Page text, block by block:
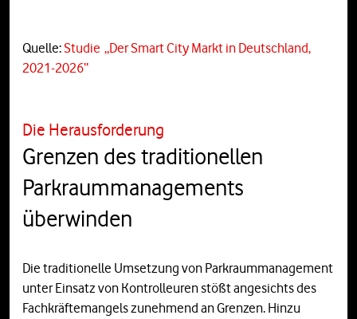
Quelle: Studie „Der Smart City Markt in Deutschland,
2021-2026“
Die Herausforderung
Grenzen des traditionellen
Parkraummanagements
überwinden
Die traditionelle Umsetzung von Parkraummanagement
unter Einsatz von Kontrolleuren stößt angesichts des
Fachkräftemangels zunehmend an Grenzen. Hinzu